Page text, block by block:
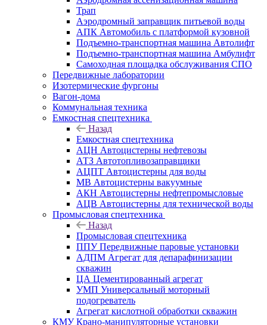
Трап
Аэродромный заправщик питьевой воды
АПК Автомобиль с платформой кузовной
Подъемно-транспортная машина Автолифт
Подъемно-транспортная машина Амбулифт
Самоходная площадка обслуживания СПО
Передвижные лаборатории
Изотермические фургоны
Вагон-дома
Коммунальная техника
Емкостная спецтехника
Назад
Емкостная спецтехника
АЦН Автоцистерны нефтевозы
АТЗ Автотопливозаправщики
АЦПТ Автоцистерны для воды
МВ Автоцистерны вакуумные
АКН Автоцистерны нефтепромысловые
АЦВ Автоцистерны для технической воды
Промысловая спецтехника
Назад
Промысловая спецтехника
ППУ Передвижные паровые установки
АДПМ Агрегат для депарафинизации
скважин
ЦА Цементированный агрегат
УМП Универсальный моторный
подогреватель
Агрегат кислотной обработки скважин
КМУ Крано-манипуляторные установки